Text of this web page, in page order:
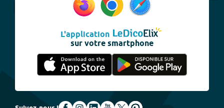
L'application
sur votre smartphone